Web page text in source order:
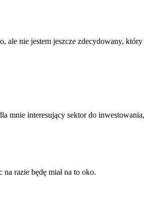
ale nie jestem jeszcze zdecydowany,
mnie interesujący sektor do
razie będę miał na to oko.